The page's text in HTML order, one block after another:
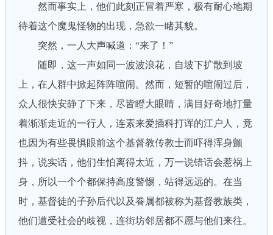
然而事实上，他们此刻正冒着严寒，极有耐心地期
待着这个魔鬼怪物的出现，急欲一睹其貌。
突然，一人大声喊道：“来了！”
随即，这一声如同一波波浪花，自坡下扩散到坡
上，在人群中掀起阵阵喧闹。然而，短暂的喧闹过后，
众人很快安静了下来，尽皆瞪大眼睛，满目好奇地打量
着渐渐走近的一行人，连素来爱插科打诨的江户人，竟
也因为有些畏惧眼前这个基督教传教士而吓得浑身颤
抖，说实话，他们生怕离得太近，万一说错话会惹祸上
身，所以一个个都保持高度警惕，站得远远的。在当
时，基督徒的子孙后代以及眷属都被称为基督教族类，
他们遭受社会的歧视，连街坊邻居都不愿与他们来往。